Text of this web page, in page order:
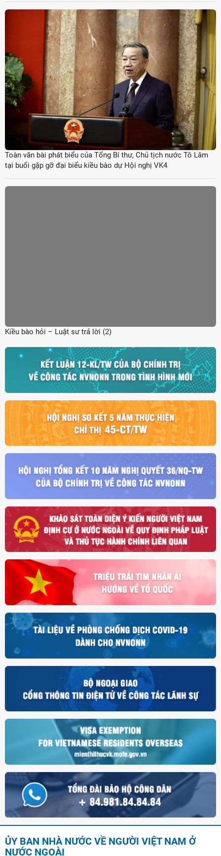
Toàn văn bài phát biểu của Tổng Bí thư, Chủ tịch nước Tô Lâm
tại buổi gặp gỡ đại biểu kiều bào dự Hội nghị VK4
Kiều bào hỏi – Luật sư trả lời (2)
ỦY BAN NHÀ NƯỚC VỀ NGƯỜI VIỆT NAM Ở
NƯỚC NGOÀI